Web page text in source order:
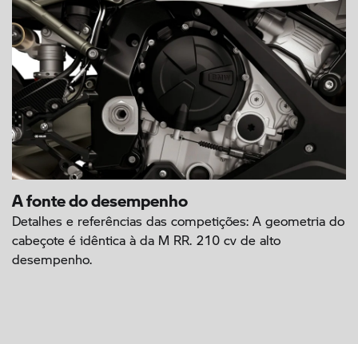
A fonte do desempenho
Detalhes e referências das competições: A geometria do
cabeçote é idêntica à da M RR. 210 cv de alto
desempenho.